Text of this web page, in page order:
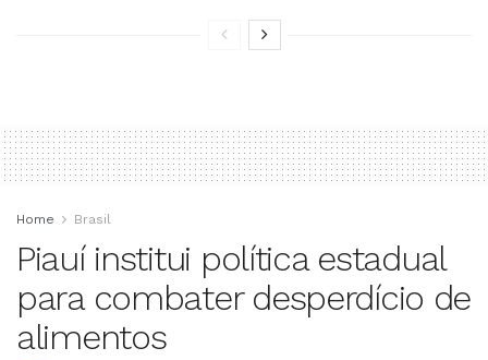
Home Brasil
Piauí institui política estadual
para combater desperdício de
alimentos